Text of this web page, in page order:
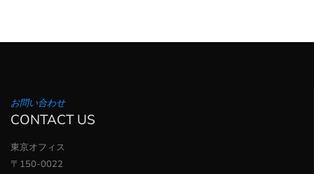
お問い合わせ
CONTACT US
東京オフィス
〒150-0022